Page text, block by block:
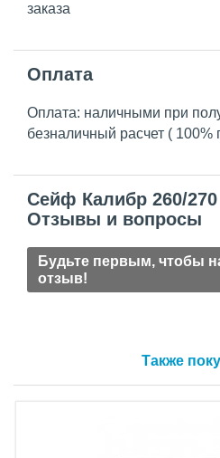
заказа
Оплата
Оплата: наличными при
безналичный расчет ( 100%
Сейф Калибр 260/
Отзывы и вопросы
Будьте первым, чтобы
отзыв!
Также